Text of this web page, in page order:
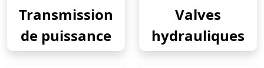
Transmission
de puissance
Valves
hydrauliques